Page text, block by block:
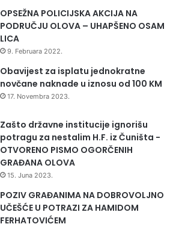
OPSEŽNA POLICIJSKA AKCIJA NA
PODRUČJU OLOVA – UHAPŠENO OSAM
LICA
9. Februara 2022.
Obavijest za isplatu jednokratne
novčane naknade u iznosu od 100 KM
17. Novembra 2023.
Zašto državne institucije ignorišu
potragu za nestalim H.F. iz Čuništa -
OTVORENO PISMO OGORČENIH
GRAĐANA OLOVA
15. Juna 2023.
POZIV GRAĐANIMA NA DOBROVOLJNO
UČEŠĆE U POTRAZI ZA HAMIDOM
FERHATOVIĆEM